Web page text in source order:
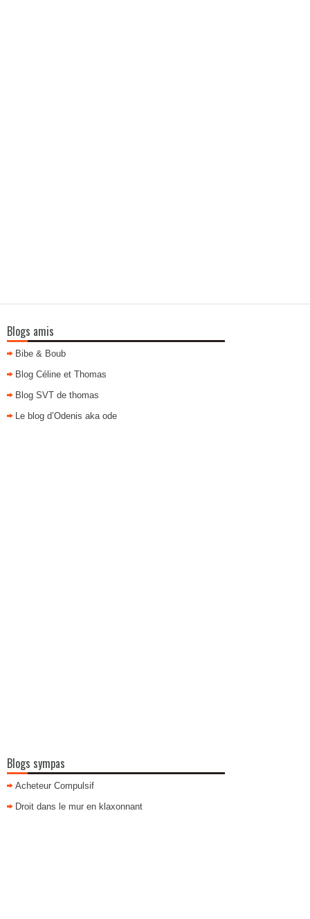
Blogs amis
Bibe & Boub
Blog Céline et Thomas
Blog SVT de thomas
Le blog d’Odenis aka ode
Blogs sympas
Acheteur Compulsif
Droit dans le mur en klaxonnant